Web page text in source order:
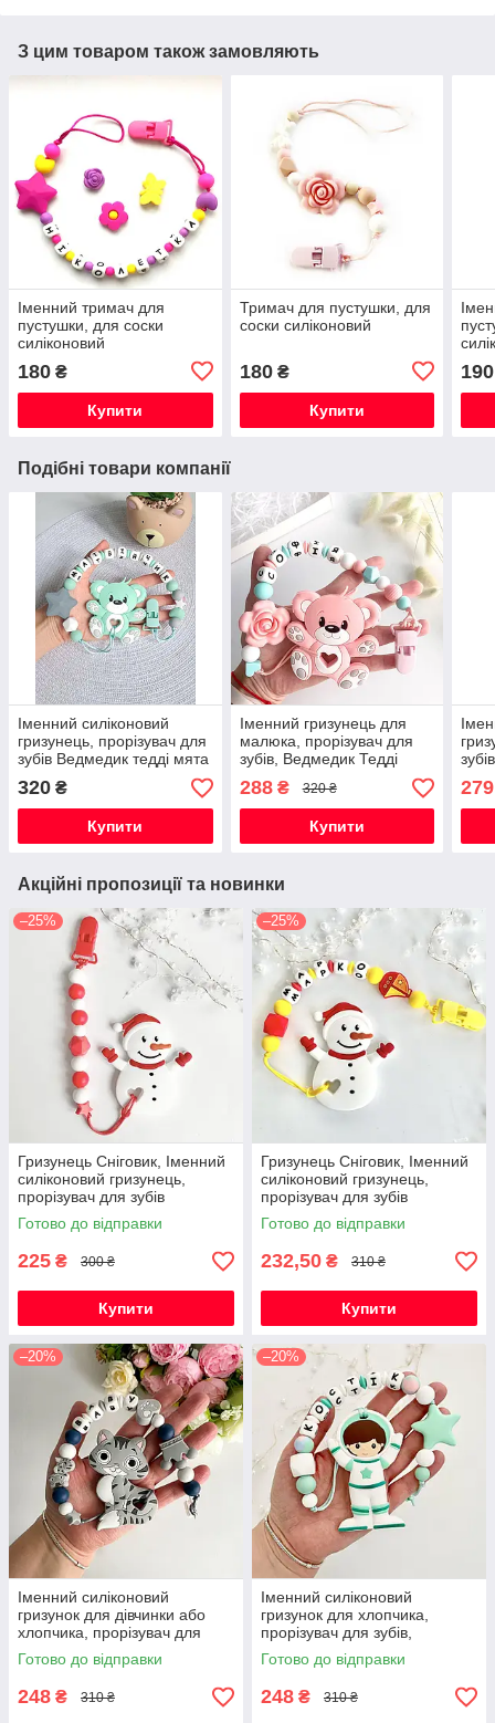
З цим товаром також замовляють
Іменний тримач для
пустушки, для соски
силіконовий
180 ₴
Купити
Тримач для пустушки, для
соски силіконовий
180₴
Купити
190
Подібні товари компанії
Іменний силіконовий
гризунець, прорізувач для
зубів Ведмедик тедді мята
320 ₴
Купити
Іменний гризунець для
малюка, прорізувач для
зубів, Ведмедик Тедді
троянда кварц
288₴ 320 ₴
Купити
279
Акційні пропозиції та новинки
–25%
Гризунець Сніговик, Іменний
силіконовий гризунець,
прорізувач для зубів
Готово до відправки
225 ₴ 300 ₴
Купити
–25%
Гризунець Сніговик, Іменний
силіконовий гризунець,
прорізувач для зубів
Готово до відправки
232,50 ₴ 310 ₴
Купити
–20%
Іменний силіконовий
гризунок для дівчинки або
хлопчика, прорізувач для
зубів, котик Фелікс (сірий)
Готово до відправки
248 ₴ 310 ₴
–20%
Іменний силіконовий
гризунок для хлопчика,
прорізувач для зубів,
Космонавт (м'ята)
Готово до відправки
248 ₴ 310 ₴